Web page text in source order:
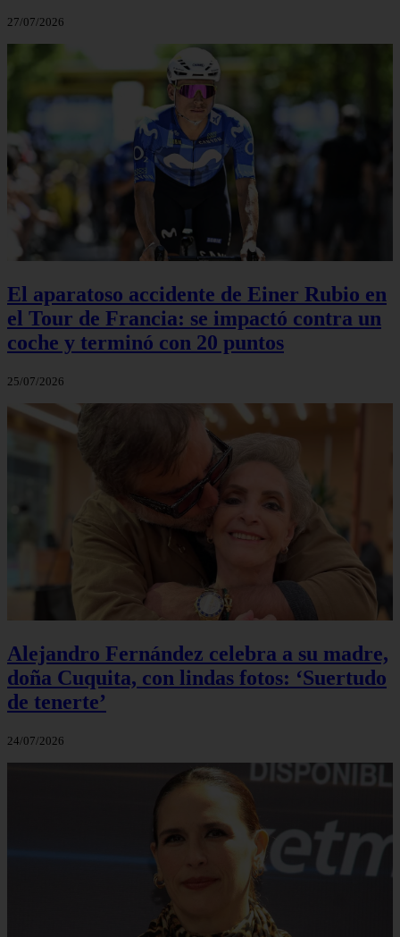
27/07/2026
El aparatoso accidente de Einer Rubio en
el Tour de Francia: se impactó contra un
coche y terminó con 20 puntos
25/07/2026
Alejandro Fernández celebra a su madre,
doña Cuquita, con lindas fotos: ‘Suertudo
de tenerte’
24/07/2026